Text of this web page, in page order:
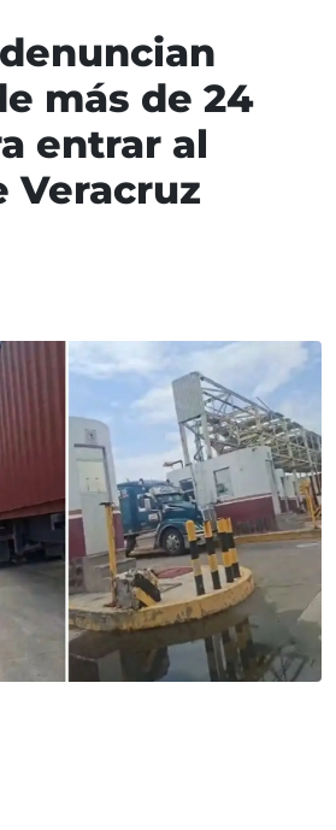
más de 24
entrar al
Veracruz